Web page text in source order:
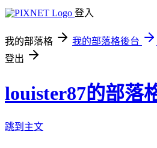
登入
我的部落格 我的部落格後台
登出
louister87的部落
跳到主文